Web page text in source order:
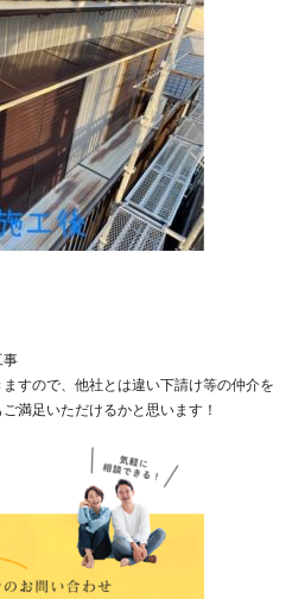
事
すので、他社とは違い下請け等の仲介を
満足いただけるかと思います！